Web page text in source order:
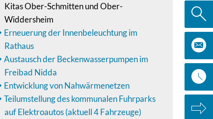
Kitas Ober-Schmitten und Ober-
Widdersheim
Erneuerung der Innenbeleuchtung im
Rathaus
Austausch der Beckenwasserpumpen im
Freibad Nidda
Entwicklung von Nahwärmenetzen
Teilumstellung des kommunalen Fuhrparks
auf Elektroautos (aktuell 4 Fahrzeuge)